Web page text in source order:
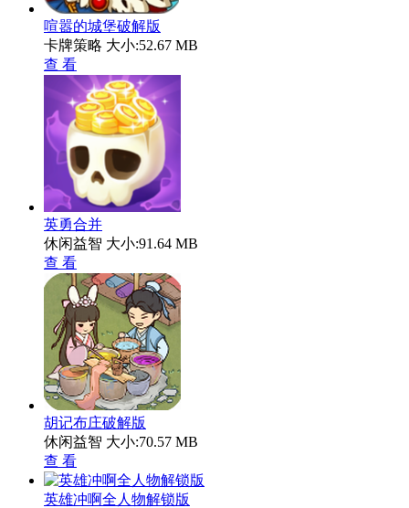
喧嚣的城堡破解版
卡牌策略 大小:52.67 MB
查 看
英勇合并
休闲益智 大小:91.64 MB
查 看
胡记布庄破解版
休闲益智 大小:70.57 MB
查 看
英雄冲啊全人物解锁版